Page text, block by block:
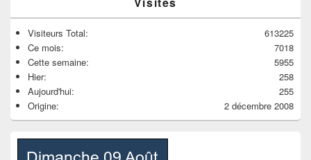
613225
Visiteurs Total:
7018
Ce mois:
5955
Cette semaine:
258
Hier:
255
Aujourd'hui:
2 décembre 2008
Origine: